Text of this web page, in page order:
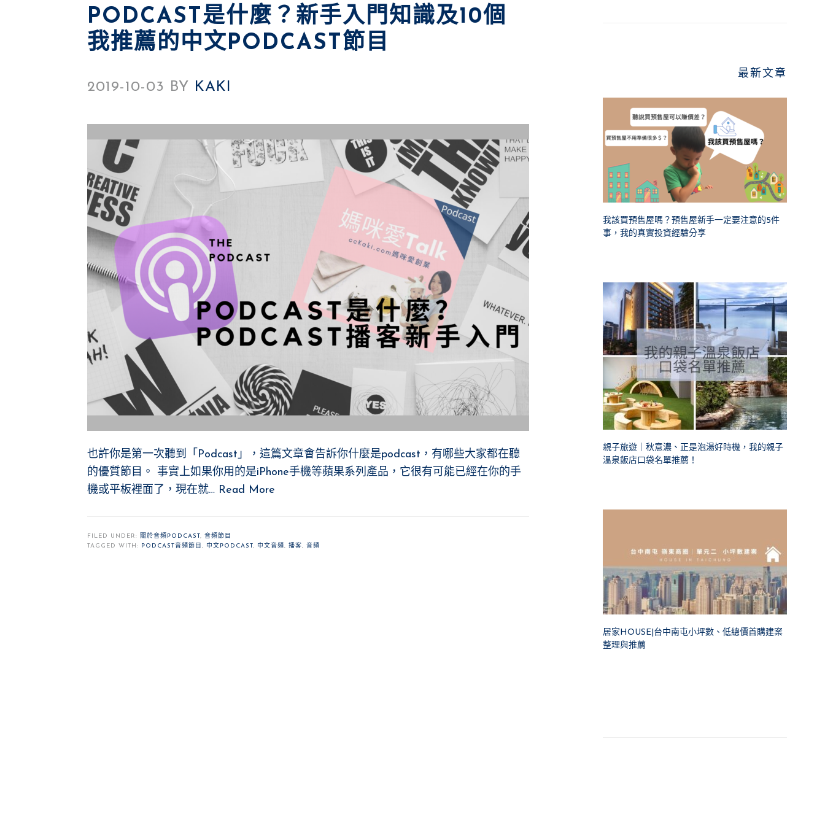
PODCAST是什麼？新手入門知識及10個
我推薦的中文PODCAST節目
2019-10-03 BY KAKI
也許你是第一次聽到「Podcast」，這篇文章會告訴你什麼是podcast，有哪些大家都在聽
的優質節目。 事實上如果你用的是iPhone手機等蘋果系列產品，它很有可能已經在你的手
機或平板裡面了，現在就… Read More
FILED UNDER: 關於音頻PODCAST, 音頻節目
TAGGED WITH:
PODCAST音頻節目 , 中文PODCAST, 中文音頻, 播客, 音頻
最新文章
我該買預售屋嗎？預售屋新手一定要注意的5件
事，我的真實投資經驗分享
親子旅遊｜秋意濃、正是泡湯好時機，我的親子
溫泉飯店口袋名單推薦！
居家HOUSE|台中南屯小坪數、低總價首購建案
整理與推薦